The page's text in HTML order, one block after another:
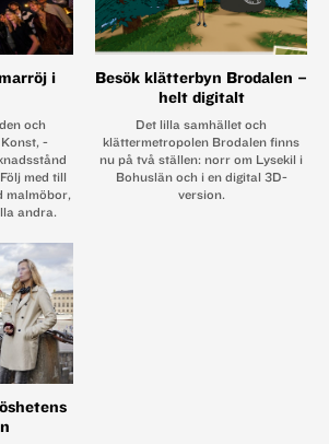
i
och
Konst,
med till
­malmöbor,
andra.
Besök klätterbyn Brodalen –
helt digitalt
Det lilla samhället och
klättermetropolen Brodalen finns
nu på två ställen: norr om Lysekil i
Bohuslän och i en digital 3D-
version.